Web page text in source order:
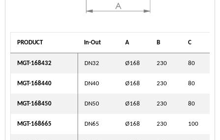
PRODUCT In-Out A B C
MGT-168432 DN32 Ø168 230 80
MGT-168440 DN40 Ø168 230 80
MGT-168450 DN50 Ø168 230 80
MGT-168665 DN65 Ø168 230 100